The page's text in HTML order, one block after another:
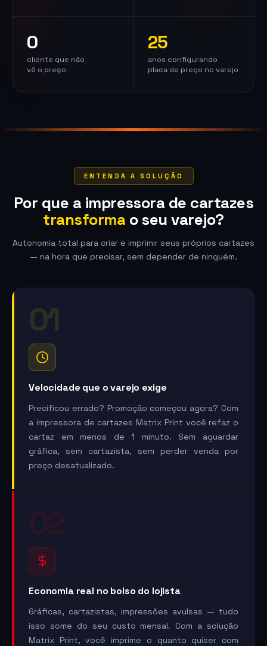
0
cliente que não
vê o preço
25
anos configurando
placa de preço no varejo
ENTENDA A SOLUÇÃO
Por que a impressora de cartazes
transforma o seu varejo?
Autonomia total para criar e imprimir seus próprios cartazes
— na hora que precisar, sem depender de ninguém.
01
Velocidade que o varejo exige
Precificou errado? Promoção começou agora? Com
a impressora de cartazes Matrix Print você refaz o
cartaz em menos de 1 minuto. Sem aguardar
gráfica, sem cartazista, sem perder venda por
preço desatualizado.
02
Economia real no bolso do lojista
Gráficas, cartazistas, impressões avulsas — tudo
isso some do seu custo mensal. Com a solução
Matrix Print, você imprime o quanto quiser com